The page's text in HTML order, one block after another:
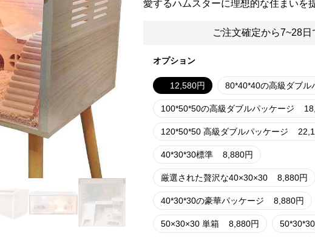
愛するハムスターに理想的な住まいを
ご注文確定から7~28日
オプション
12,580円 80*40*40の高級ダブル
100*50*50の高級ダブルパッケージ
120*50*50 高級ダブルパッケージ
40*30*30標準 8,880円
厳選された贅沢な40×30×30 8,880円
40*30*30の豪華パッケージ 8,880円
50×30×30 単箱 8,880円